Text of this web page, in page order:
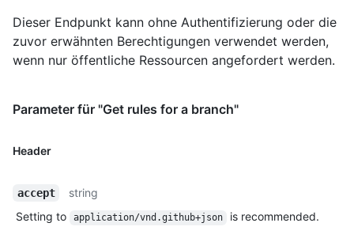
Dieser Endpunkt kann ohne Authentifizierung oder die
zuvor erwähnten Berechtigungen verwendet werden,
wenn nur öffentliche Ressourcen angefordert werden.
Parameter für "Get rules for a branch"
Header
accept
string
Setting to
application/vnd.github+json is recommended.